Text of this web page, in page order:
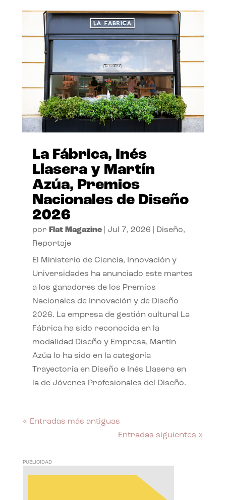
La Fábrica, Inés
Llasera y Martín
Azúa, Premios
Nacionales de Diseño
2026
por Flat Magazine| Jul 7, 2026 Diseño,
Reportaje
El Ministerio de Ciencia, Innovación y
Universidades ha anunciado este martes
a los ganadores de los Premios
Nacionales de Innovación y de Diseño
2026. La empresa de gestión cultural La
Fábrica ha sido reconocida en la
modalidad Diseño y Empresa, Martín
Azúa lo ha sido en la categoría
Trayectoria en Diseño e Inés Llasera en
la de Jóvenes Profesionales del Diseño.
« Entradas más antiguas
Entradas siguientes »
PUBLICIDAD